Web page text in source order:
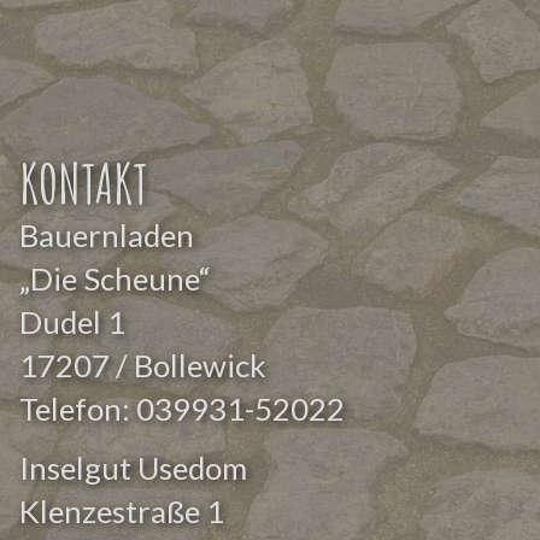
KONTAKT
Bauernladen
„Die Scheune“
Dudel 1
17207 / Bollewick
Telefon:039931-52022
Inselgut Usedom
Klenzestraße 1